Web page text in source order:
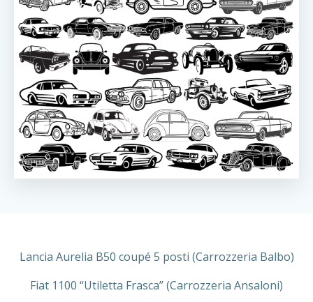
Lancia Aurelia B50 coupé 5 posti (Carrozzeria Balbo)
Fiat 1100 “Utiletta Frasca” (Carrozzeria Ansaloni)